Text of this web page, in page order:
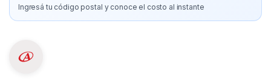
Ingresá tu código postal y conoce el costo al instante